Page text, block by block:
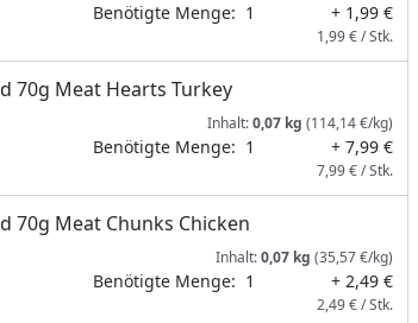
Benötigte Menge: 1 + 1,99 €
1,99 € / Stk.
70g Meat Hearts Turkey
Inhalt:0,07 kg (114,14 €/kg)
Benötigte Menge: 1 + 7,99 €
7,99 € / Stk.
70g Meat Chunks Chicken
Inhalt:0,07 kg (35,57 €/kg)
Benötigte Menge: 1 + 2,49 €
2,49 € / Stk.